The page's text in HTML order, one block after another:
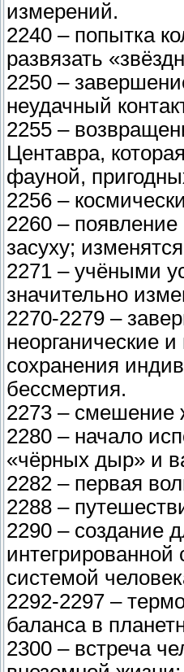
измерений.
2240 – попытка
развязать
2250 –
неудачный
2255 –
Центавра,
фауной,
2256 –
2260 –
засуху;
2271 – учёными
значительно
2270-2279 –
неорганические
сохранения
бессмертия.
2273 – смешение
2280 – начало
«чёрных дыр» и
2282 – первая
2288 –
2290 – создание
системой
2292-2297 –
баланса в
2300 – встреча